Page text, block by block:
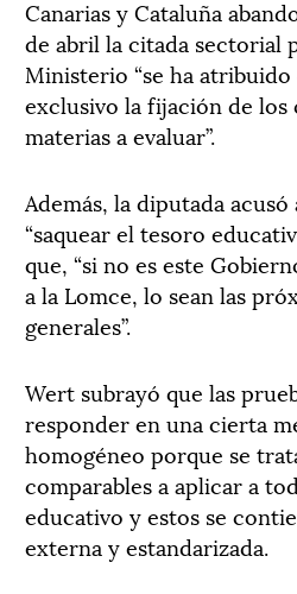
Canarias y Cataluña
de abril la citada sectorial
Ministerio “se ha
exclusivo la fijación de los
materias a evaluar”.
Además, la diputada
“saquear el tesoro
que, “si no es este
a la Lomce, lo sean las
generales”.
Wert subrayó que las
responder en una cierta
homogéneo porque se
comparables a aplicar a
educativo y estos se
externa y estandarizada.